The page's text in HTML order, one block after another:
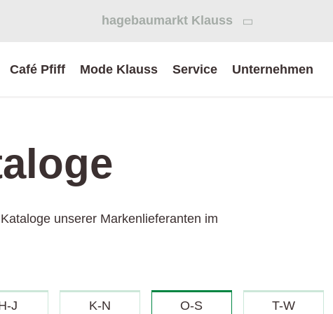
hagebaumarkt Klauss 
und Downloads
Seesteiner Aktionskatalog 2025
Café Pfiff Mode Klauss Service
Sicherheitsdatenblätter
Unternehmen
unserer Markenlieferanten im
J K-N O-S T-W